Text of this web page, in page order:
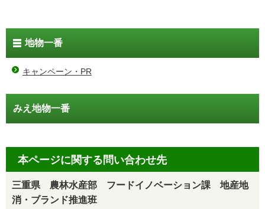
地物一番
キャンペーン・PR
みえ地物一番
本ページに関する問い合わせ先
三重県 農林水産部 フードイノベーション課 地産地
消・ブランド推進班